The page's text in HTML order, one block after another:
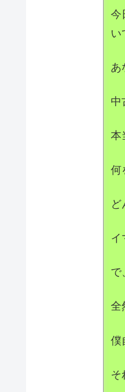
今
い
あ
中
本
何
イ
で
全
僕
そ